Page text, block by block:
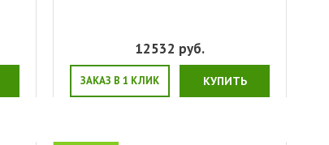
12532 руб.
ЗАКАЗ В 1 КЛИК КУПИТЬ